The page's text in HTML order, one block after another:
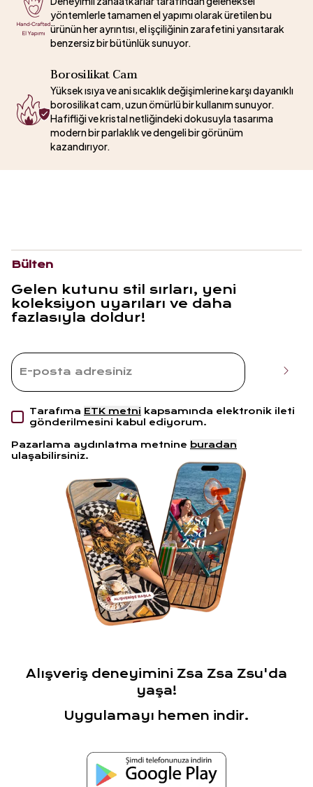
yöntemlerle tamamen el yapımı olarak üretilen bu
ürünün her ayrıntısı, el işçiliğinin zarafetini yansıtarak
benzersiz bir bütünlük sunuyor.
Borosilikat Cam
Yüksek ısıya ve ani sıcaklık değişimlerine karşı dayanıklı
borosilikat cam, uzun ömürlü bir kullanım sunuyor.
Hafifliği ve kristal netliğindeki dokusuyla tasarıma
modern bir parlaklık ve dengeli bir görünüm
kazandırıyor.
Bülten
Gelen kutunu stil sırları, yeni
koleksiyon uyarıları ve daha
fazlasıyla doldur!
Tarafıma ETK metni kapsamında elektronik ileti
gönderilmesini kabul ediyorum.
Pazarlama aydınlatma metnine buradan
ulaşabilirsiniz.
Alışveriş deneyimini Zsa Zsa Zsu'da
yaşa!
Uygulamayı hemen indir.